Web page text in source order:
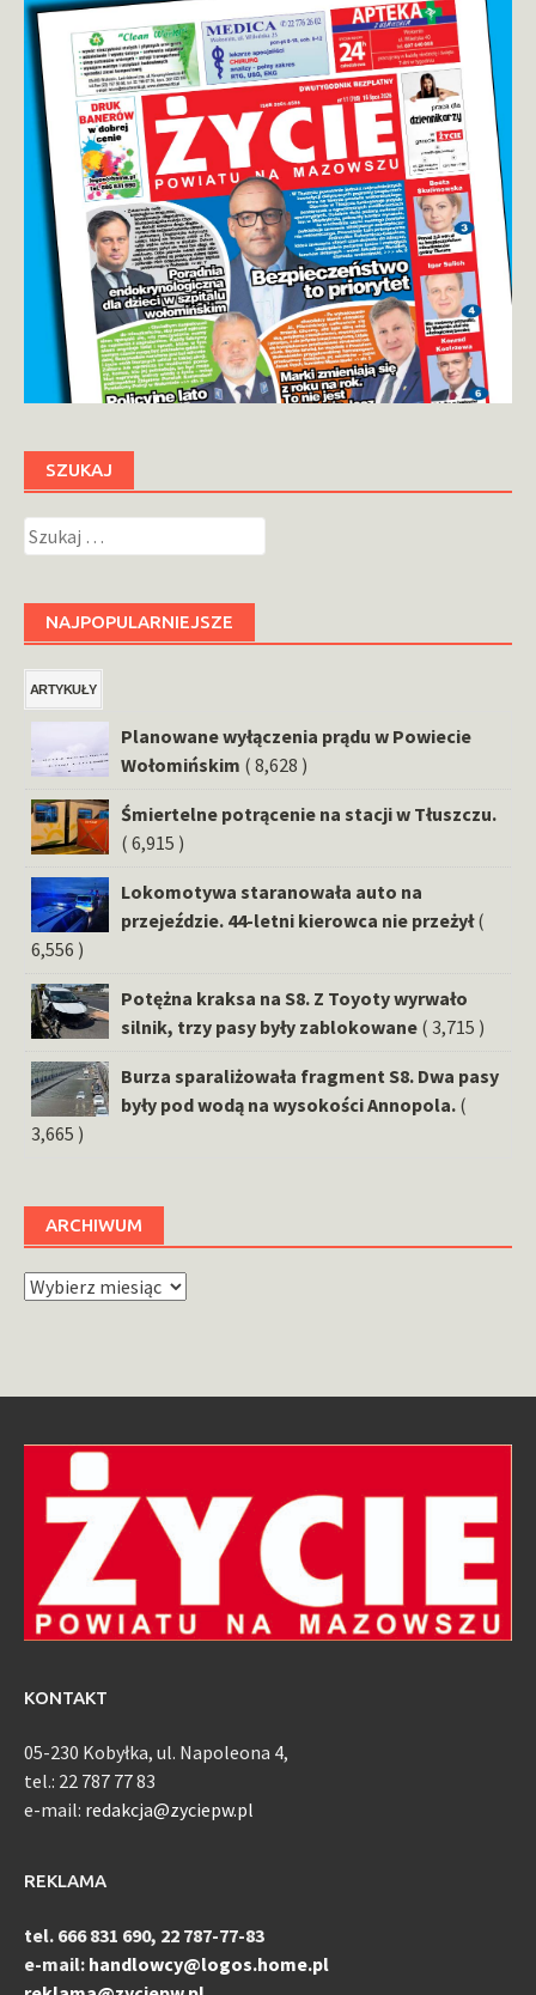
SZUKAJ
Szukaj:
NAJPOPULARNIEJSZE
ARTYKUŁY
Planowane wyłączenia prądu w Powiecie
Wołomińskim ( 8,628 )
Śmiertelne potrącenie na stacji w Tłuszczu.
( 6,915 )
Lokomotywa staranowała auto na
przejeździe. 44-letni kierowca nie przeżył (
6,556 )
Potężna kraksa na S8. Z Toyoty wyrwało
silnik, trzy pasy były zablokowane ( 3,715 )
Burza sparaliżowała fragment S8. Dwa pasy
były pod wodą na wysokości Annopola. (
3,665 )
ARCHIWUM
Archiwum
KONTAKT
05-230 Kobyłka, ul. Napoleona 4,
tel.: 22 787 77 83
e-mail: redakcja@zyciepw.pl
REKLAMA
tel. 666 831 690, 22 787-77-83
e-mail: handlowcy@logos.home.pl